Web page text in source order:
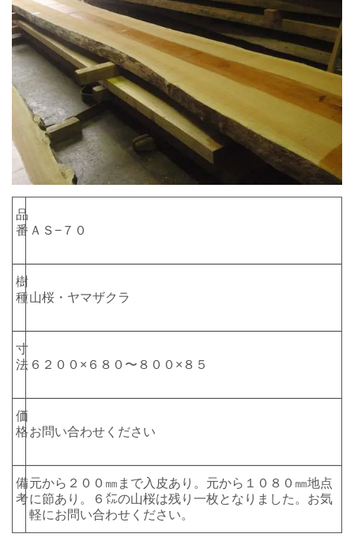
品
番 ＡＳ−７０
樹
種山桜・ヤマザクラ
寸
法 ６２００×６８０〜８００×８５
価
格お問い合わせください
備
考
元から２００㎜まで入皮あり。元から１０８０㎜地点
に節あり。６㍍の山桜は残り一枚となりました。お気
軽にお問い合わせください。